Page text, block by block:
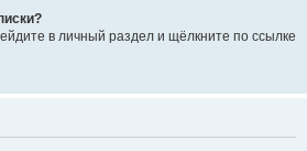
в личный раздел и щёлкните по ссылке